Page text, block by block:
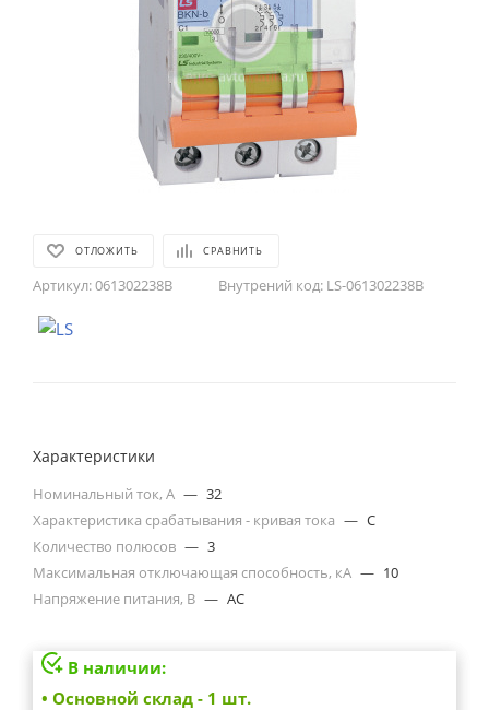
ОТЛОЖИТЬ СРАВНИТЬ
Артикул:061302238B Внутрений код: LS-061302238B
Характеристики
Номинальный ток, А — 32
Характеристика срабатывания - кривая тока — C
Количество полюсов — 3
Максимальная отключающая способность, кА — 10
Напряжение питания, В — AC
В наличии:
• Основной склад - 1 шт.